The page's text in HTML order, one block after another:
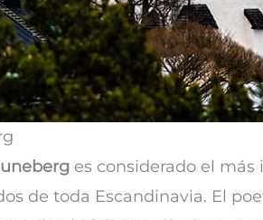
es considerado el
de toda Escandinavia. El